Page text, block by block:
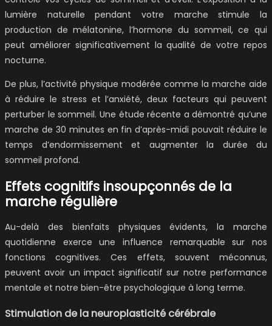
lumière naturelle pendant votre marche stimule la
production de mélatonine, l’hormone du sommeil, ce qui
peut améliorer significativement la qualité de votre repos
nocturne.
De plus, l’activité physique modérée comme la marche aide
à réduire le stress et l’anxiété, deux facteurs qui peuvent
perturber le sommeil. Une étude récente a démontré qu’une
marche de 30 minutes en fin d’après-midi pouvait réduire le
temps d’endormissement et augmenter la durée du
sommeil profond.
Effets cognitifs insoupçonnés de la
marche régulière
Au-delà des bienfaits physiques évidents, la marche
quotidienne exerce une influence remarquable sur nos
fonctions cognitives. Ces effets, souvent méconnus,
peuvent avoir un impact significatif sur notre performance
mentale et notre bien-être psychologique à long terme.
Stimulation de la neuroplasticité cérébrale